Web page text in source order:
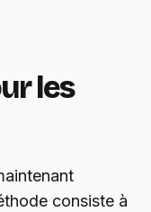
les
consiste à